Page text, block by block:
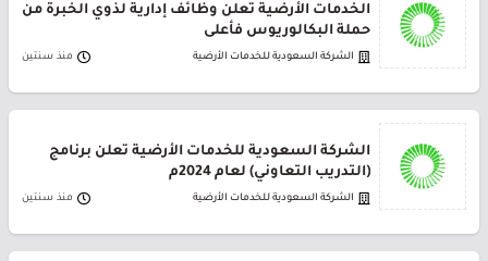
الخدمات الأرضية تعلن وظائف إدارية لذوي الخبرة من
حملة البكالوريوس فأعلى
الشركة السعودية للخدمات الأرضية منذ سنتين
الشركة السعودية للخدمات الأرضية تعلن برنامج
(التدريب التعاوني) لعام 2024م
الشركة السعودية للخدمات الأرضية منذ سنتين